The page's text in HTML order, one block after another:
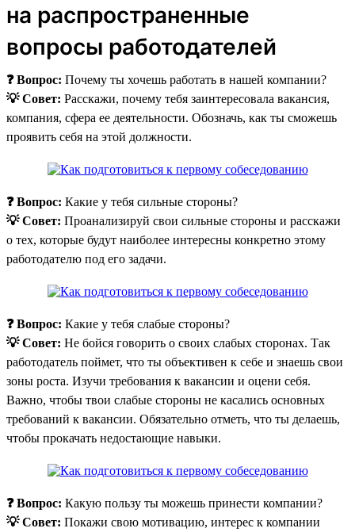
на распространенные
вопросы работодателей
❓ Вопрос: Почему ты хочешь работать в нашей компании?
💡 Совет: Расскажи, почему тебя заинтересовала вакансия,
компания, сфера ее деятельности. Обозначь, как ты сможешь
проявить себя на этой должности.
❓ Вопрос: Какие у тебя сильные стороны?
💡 Совет: Проанализируй свои сильные стороны и расскажи
о тех, которые будут наиболее интересны конкретно этому
работодателю под его задачи.
❓ Вопрос: Какие у тебя слабые стороны?
💡 Совет: Не бойся говорить о своих слабых сторонах. Так
работодатель поймет, что ты объективен к себе и знаешь свои
зоны роста. Изучи требования к вакансии и оцени себя.
Важно, чтобы твои слабые стороны не касались основных
требований к вакансии. Обязательно отметь, что ты делаешь,
чтобы прокачать недостающие навыки.
❓ Вопрос: Какую пользу ты можешь принести компании?
💡 Совет: Покажи свою мотивацию, интерес к компании